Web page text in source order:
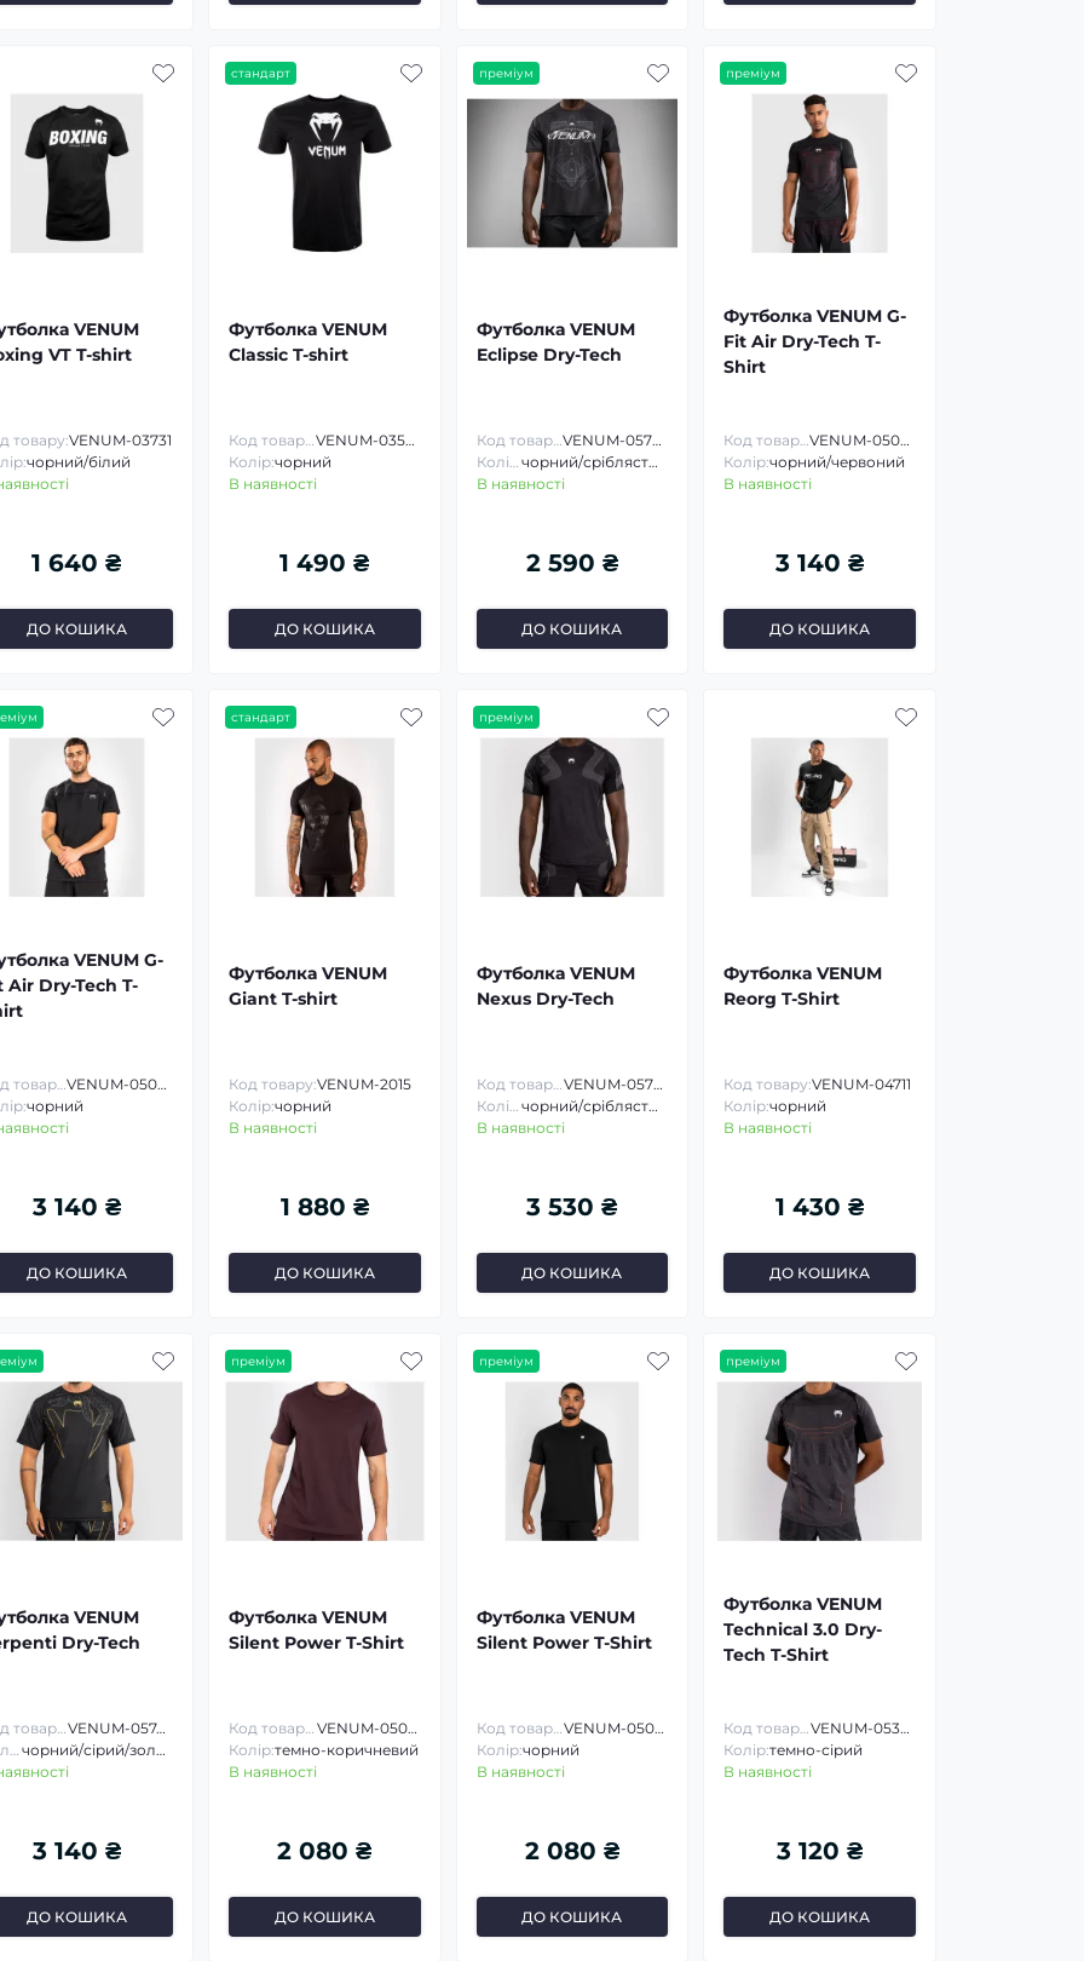
VENUM
VT T-shirt
товару:VENUM-03731
чорний/білий
1 640 ₴
ДО КОШИКА
стандарт
Футболка VENUM
Classic T-shirt
Код товару:
VENUM-03526
Колір:чорний
В наявності
1 490 ₴
ДО КОШИКА
преміум
Футболка VENUM
Eclipse Dry-Tech
Код товару:
VENUM-05739
Колір:
чорний/сріблястий
В наявності
2 590 ₴
ДО КОШИКА
преміум
Футболка VENUM G-
Fit Air Dry-Tech T-
Shirt
Код товару:
VENUM-05005
Колір:чорний/червоний
В наявності
3 140 ₴
ДО КОШИКА
VENUM G-
Air Dry-Tech T-
Код товару:
VENUM-05005
чорний
3 140 ₴
ДО КОШИКА
стандарт
Футболка VENUM
Giant T-shirt
Код товару:VENUM-2015
Колір:чорний
В наявності
1 880 ₴
ДО КОШИКА
преміум
Футболка VENUM
Nexus Dry-Tech
Код товару:
VENUM-05718
Колір:
чорний/сріблястий
В наявності
3 530 ₴
ДО КОШИКА
Футболка VENUM
Reorg T-Shirt
Код товару:VENUM-04711
Колір:чорний
В наявності
1 430 ₴
ДО КОШИКА
VENUM
Dry-Tech
Код товару:
VENUM-05746
Колір:
чорний/сірий/золотий
3 140 ₴
ДО КОШИКА
преміум
Футболка VENUM
Silent Power T-Shirt
Код товару:
VENUM-05017
Колір:темно-коричневий
В наявності
2 080 ₴
ДО КОШИКА
преміум
Футболка VENUM
Silent Power T-Shirt
Код товару:
VENUM-05017
Колір:чорний
В наявності
2 080 ₴
ДО КОШИКА
преміум
Футболка VENUM
Technical 3.0 Dry-
Tech T-Shirt
Код товару:
VENUM-05362
Колір:темно-сірий
В наявності
3 120 ₴
ДО КОШИКА